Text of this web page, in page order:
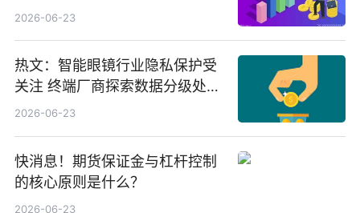
份，重仓股紫金矿业、洛阳钼
2026-06-23
热文：智能眼镜行业隐私保护受
关注 终端厂商探索数据分级处理
等方案
2026-06-23
快消息！期货保证金与杠杆控制
的核心原则是什么？
2026-06-23